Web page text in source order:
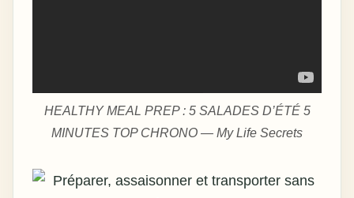
HEALTHY MEAL PREP : 5 SALADES D’ÉTÉ 5
MINUTES TOP CHRONO — My Life Secrets